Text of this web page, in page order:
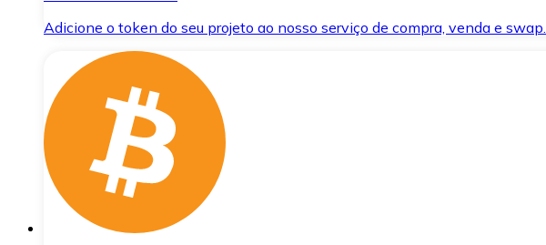
Adicione o token do seu projeto ao nosso serviço de compra, venda e swap.